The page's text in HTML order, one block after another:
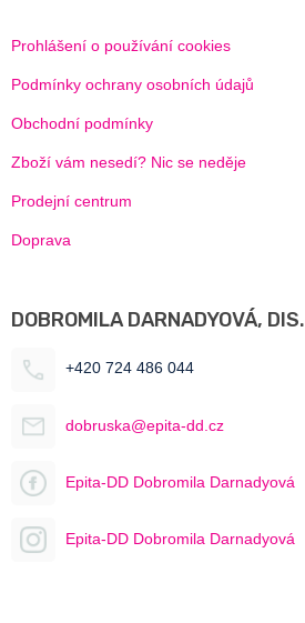
Prohlášení o používání cookies
Podmínky ochrany osobních údajů
Obchodní podmínky
Zboží vám nesedí? Nic se neděje
Prodejní centrum
Doprava
DOBROMILA DARNADYOVÁ, DIS.
+420 724 486 044
dobruska@epita-dd.cz
Epita-DD Dobromila Darnadyová
Epita-DD Dobromila Darnadyová